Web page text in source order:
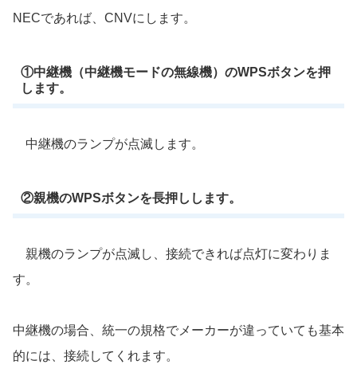
NECであれば、CNVにします。
①中継機（中継機モードの無線機）のWPSボタンを押
します。
中継機のランプが点滅します。
②親機のWPSボタンを長押しします。
親機のランプが点滅し、接続できれば点灯に変わりま
す。
中継機の場合、統一の規格でメーカーが違っていても基本
的には、接続してくれます。